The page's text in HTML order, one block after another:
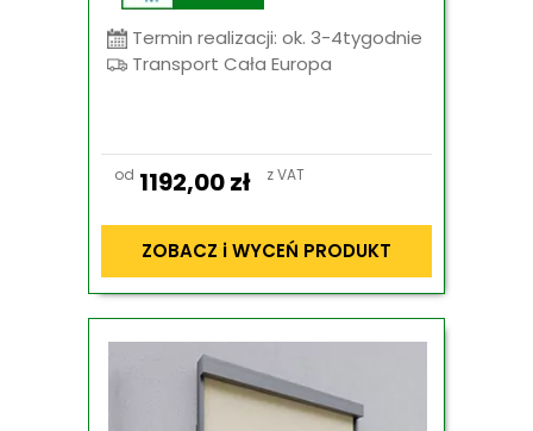
Termin realizacji: ok. 3-4tygodnie
Transport Cała Europa
od 1192,00zł z VAT
ZOBACZ i WYCEŃ PRODUKT